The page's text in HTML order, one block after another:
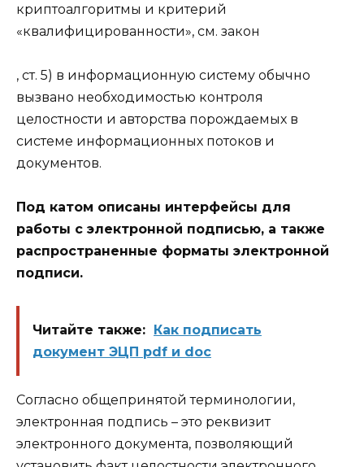
криптоалгоритмы и критерий
«квалифицированности», см. закон
, ст. 5) в информационную систему обычно
вызвано необходимостью контроля
целостности и авторства порождаемых в
системе информационных потоков и
документов.
Под катом описаны интерфейсы для
работы с электронной подписью, а также
распространенные форматы электронной
подписи.
Читайте также: Как подписать
документ ЭЦП pdf и doc
Согласно общепринятой терминологии,
электронная подпись – это реквизит
электронного документа, позволяющий